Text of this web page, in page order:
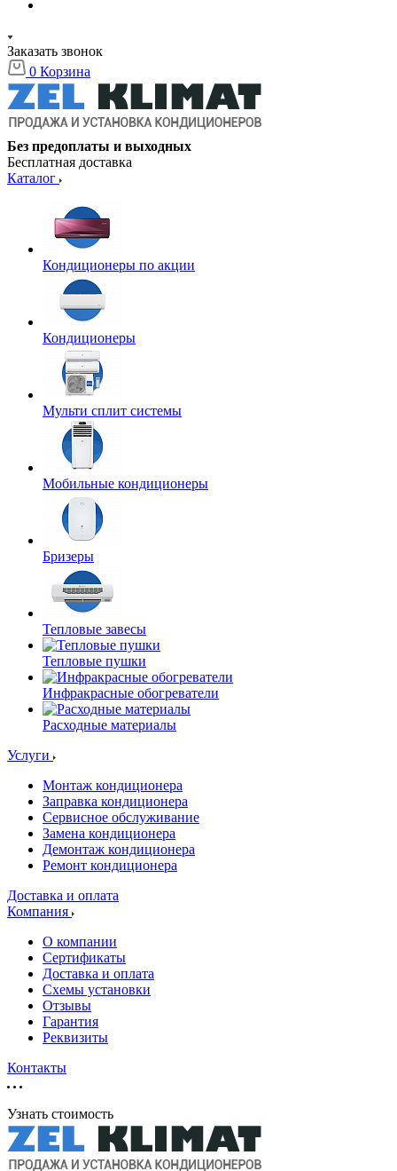
Заказать звонок
0 Корзина
Без предоплаты и выходных
Бесплатная доставка
Каталог
Кондиционеры по акции
Кондиционеры
Мульти сплит системы
Мобильные кондиционеры
Бризеры
Тепловые завесы
Тепловые пушки
Инфракрасные обогреватели
Расходные материалы
Услуги
Монтаж кондиционера
Заправка кондиционера
Сервисное обслуживание
Замена кондиционера
Демонтаж кондиционера
Ремонт кондиционера
Доставка и оплата
Компания
О компании
Сертификаты
Доставка и оплата
Схемы установки
Отзывы
Гарантия
Реквизиты
Контакты
Узнать стоимость